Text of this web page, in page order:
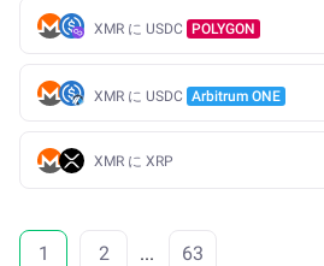
XMR に USDC POLYGON
XMR に USDC Arbitrum ONE
XMR に XRP
1 2 ... 63